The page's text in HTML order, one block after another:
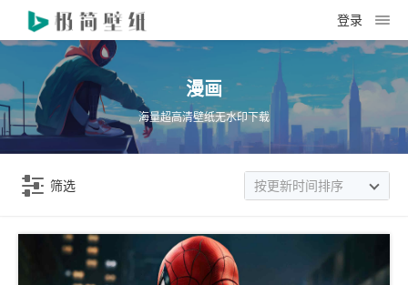
登录
漫画
海量超高清壁纸无水印下载
筛选 按更新时间排序